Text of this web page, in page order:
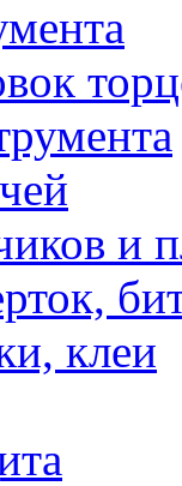
и
клеи